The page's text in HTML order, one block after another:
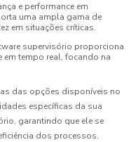
e performance em
uma ampla gama de
em situações críticas.
supervisório proporciona
tempo real, focando na
das opções disponíveis no
específicas da sua
garantindo que ele se
dos processos.